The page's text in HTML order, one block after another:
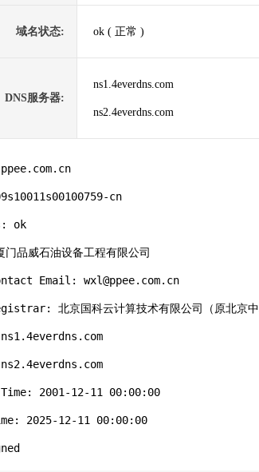
域名状态: ok ( 正常 )
DNS服务器:
ns1.4everdns.com
ns2.4everdns.com
cn
ok
品威石油设备工程有限公司
Email: wxl@ppee.com.cn
北京国科云计算技术有限公司（原北京中
2001-12-11 00:00:00
2025-12-11 00:00:00